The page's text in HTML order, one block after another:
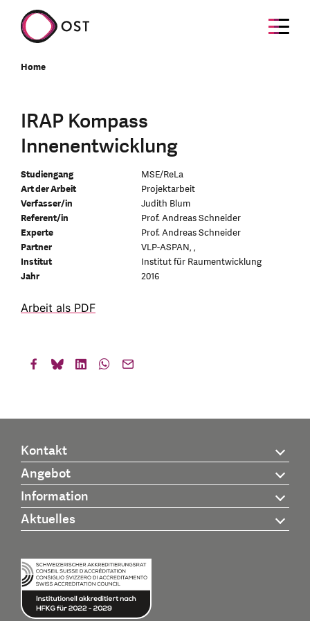
Home
IRAP Kompass
Innenentwicklung
Studiengang
MSE/ReLa
Art der Arbeit
Projektarbeit
Verfasser/in
Judith Blum
Referent/in
Prof. Andreas Schneider
Experte
Prof. Andreas Schneider
Partner
VLP-ASPAN, ,
Institut
Institut für Raumentwicklung
Jahr
2016
Arbeit als PDF
Kontakt
Angebot
Information
Aktuelles